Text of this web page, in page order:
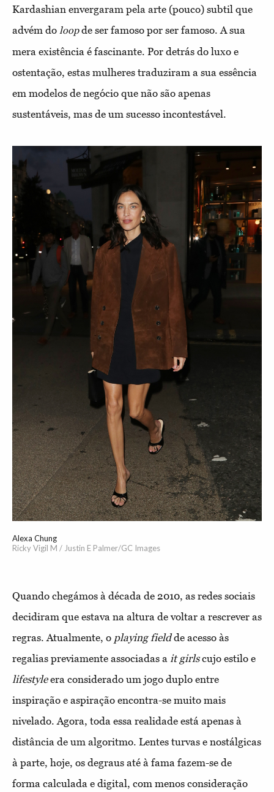
Kardashian envergaram pela arte (pouco) subtil que
advém do loopde ser famoso por ser famoso. A sua
mera existência é fascinante. Por detrás do luxo e
ostentação, estas mulheres traduziram a sua essência
em modelos de negócio que não são apenas
sustentáveis, mas de um sucesso incontestável.
Alexa Chung
Ricky Vigil M / Justin E Palmer/GC Images
Quando chegámos à década de 2010, as redes sociais
decidiram que estava na altura de voltar a rescrever as
regras. Atualmente, o playing fieldde acesso às
regalias previamente associadas a it girlscujo estilo e
lifestyleera considerado um jogo duplo entre
inspiração e aspiração encontra-se muito mais
nivelado. Agora, toda essa realidade está apenas à
distância de um algoritmo. Lentes turvas e nostálgicas
à parte, hoje, os degraus até à fama fazem-se de
forma calculada e digital, com menos consideração